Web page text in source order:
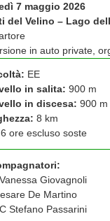
7 maggio 2026
del Velino – Lago
in auto private,
EE
in salita: 900 m
in discesa: 900 m
8 km
6 ore escluso soste
Giovagnoli
De Martino
Stefano Passarini